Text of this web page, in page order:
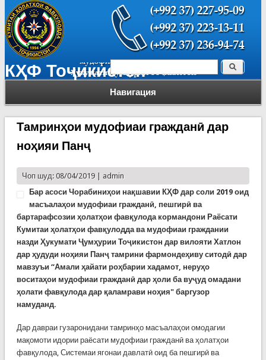
КҲФ Тоҷикистон
Навигация
Форма поиска Поиск
Тамринҳои мудофиаи гражданӣ дар
ноҳияи Панҷ
Чоп шуд: 08/04/2019 | admin
Бар асоси Чорабиниҳои нақшавии КҲФ дар соли 2019 оид
масъалаҳои мудофиаи гражданӣ, пешгирӣ ва
бартарафсозии ҳолатҳои фавқулода кормандони Раёсати
Кумитаи ҳолатҳои фавқулодда ва мудофиаи граждании
назди Ҳукумати Ҷумҳурии Тоҷикистон дар вилояти Хатлон
дар ҳудуди ноҳияи Панҷ тамрини фармондеҳиву ситодӣ дар
мавзуъи “Амали ҳайати роҳбарии хадамот, неруҳо
воситаҳои мудофиаи гражданӣ дар ҳоли ба вуҷуд омадани
ҳолати фавқулода дар қаламрави ноҳия" баргузор
намуданд.
Дар давраи гузаронидани тамринҳо масъалаҳои омодагии
мақомоти идории раёсати мудофиаи гражданӣ ва ҳолатҳои
фавқулода, Системаи ягонаи давлатӣ оид ба пешгирӣ ва